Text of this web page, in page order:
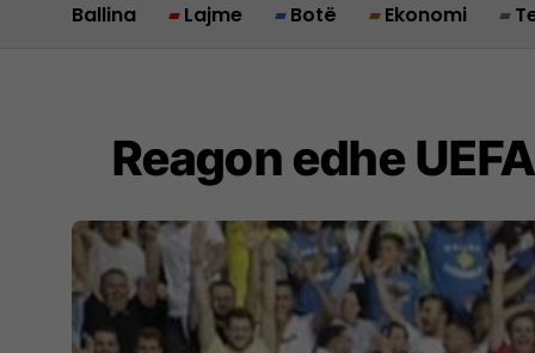
Ballina Lajme Botë Ekonomi
Reagon edhe